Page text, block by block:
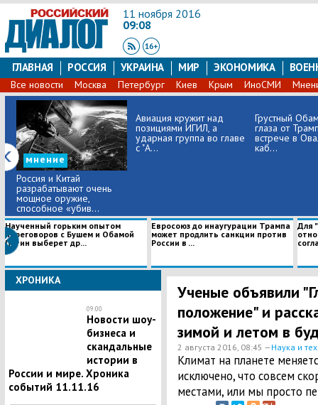
11 ноября 2016
09:08
ГЛАВНАЯ РОССИЯ УКРАИНА МИР ЭКОНОМИКА
Все новости Москва Петербург Киев Крым ИноСМИ
мнение
Россия и Китай
разрабатывают очень
мощное оружие,
способное «убив...
Авиация кружит над
позициями ИГИЛ, а
ударная группа во главе
с "А...
Грустный
глаза от
встрече в
каб...
Наученный горьким опытом
переговоров с Бушем и Обамой
Путин выберет др...
Евросоюз до инаугурации Трампа
может продлить санкции против
России в ...
Для
ХРОНИКА
09:00
Новости шоу-
бизнеса и
скандальные
истории в
России и мире. Хроника
событий 11.11.16
Ученые объявили
положение" и
зимой и летом в
2 августа 2016, 08:45 —Наука и
​Климат на планете
исключено, что совсем
местами, или мы просто